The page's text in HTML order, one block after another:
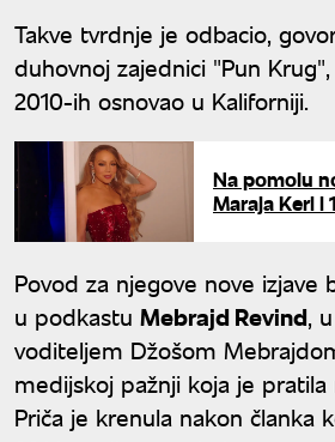
Takve tvrdnje je odbacio,
duhovnoj zajednici "Pun
2010-ih osnovao u Kaliforniji.
Na pomolu
Maraja Keri i
Povod za njegove nove izjave
u podkastu Mebrajd Revind,
voditeljem Džošom
medijskoj pažnji koja je
Priča je krenula nakon članka